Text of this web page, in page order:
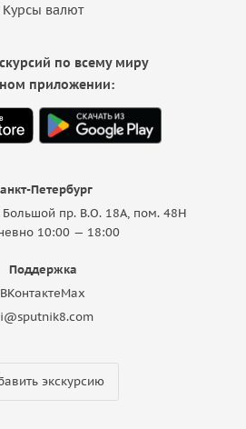
Курсы валют
Петербург
Большой пр. В.О. 18A, пом. 48Н
10:00 — 18:00
Поддержка
ВКонтактеMax
экскурсию
по всему миру
приложении: